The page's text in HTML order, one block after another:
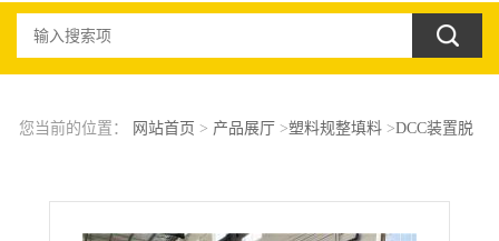
您当前的位置： 网站首页 > 产品展厅>塑料规整填料>DCC装置脱